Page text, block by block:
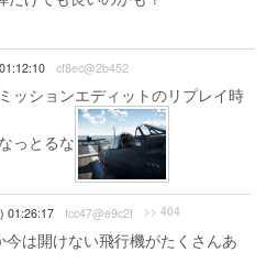
cf8ec@2b452
ッションエディットのリプレイ時
っとるな
01:26:17 fcc47@e9c2f >> 404
は開けない飛行機がたくさんあ